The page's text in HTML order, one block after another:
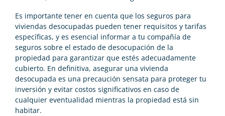
Es importante tener en cuenta que los seguros para
viviendas desocupadas pueden tener requisitos y tarifas
específicas, y es esencial informar a tu compañía de
seguros sobre el estado de desocupación de la
propiedad para garantizar que estés adecuadamente
cubierto. En definitiva, asegurar una vivienda
desocupada es una precaución sensata para proteger tu
inversión y evitar costos significativos en caso de
cualquier eventualidad mientras la propiedad está sin
habitar.